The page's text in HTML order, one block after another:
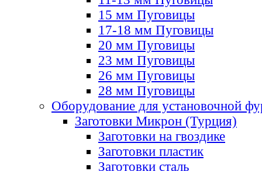
15 мм Пуговицы
17-18 мм Пуговицы
20 мм Пуговицы
23 мм Пуговицы
26 мм Пуговицы
28 мм Пуговицы
Оборудование для установочной
Заготовки Микрон (Турция)
Заготовки на гвоздике
Заготовки пластик
Заготовки сталь